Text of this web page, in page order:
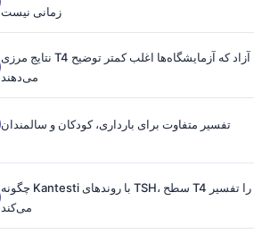
زمانی نیست
نتایج مرزی T4 آزاد که آزمایشگاه‌ها اغلب کمتر توضیح
می‌دهند
تفسیر متفاوت برای بارداری، کودکان و سالمندان
چگونه Kantesti با روندهای TSH، سطح T4 آزاد را تفسیر
می‌کند